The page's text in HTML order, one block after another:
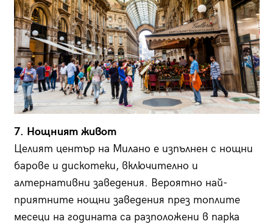
7. Нощният живот
Целият център на Милано е изпълнен с нощни
барове и дискотеки, включително и
алтернативни заведения. Вероятно най-
приятните нощни заведения през топлите
месеци на годината са разположени в парка